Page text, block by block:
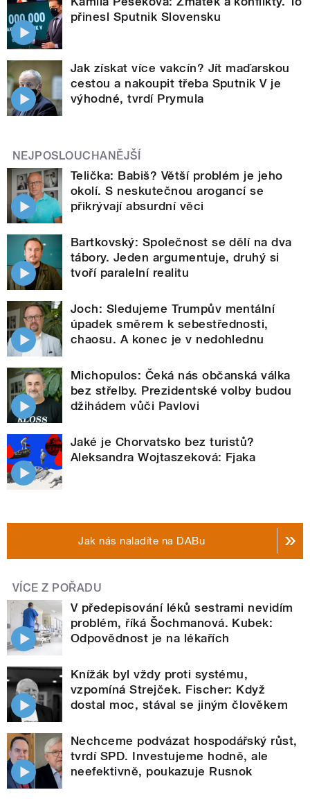
přinesl Sputnik Slovensku
Jak získat více vakcín? Jít maďarskou
cestou a nakoupit třeba Sputnik V je
výhodné, tvrdí Prymula
NEJPOSLOUCHANĚJŠÍ
Telička: Babiš? Větší problém je jeho
okolí. S neskutečnou arogancí se
přikrývají absurdní věci
Bartkovský: Společnost se dělí na dva
tábory. Jeden argumentuje, druhý si
tvoří paralelní realitu
Joch: Sledujeme Trumpův mentální
úpadek směrem k sebestřednosti,
chaosu. A konec je v nedohlednu
Michopulos: Čeká nás občanská válka
bez střelby. Prezidentské volby budou
džihádem vůči Pavlovi
Jaké je Chorvatsko bez turistů?
Aleksandra Wojtaszeková: Fjaka
Jak nás naladíte na DABu
VÍCE Z POŘADU
V předepisování léků sestrami nevidím
problém, říká Šochmanová. Kubek:
Odpovědnost je na lékařích
Knížák byl vždy proti systému,
vzpomíná Strejček. Fischer: Když
dostal moc, stával se jiným člověkem
Nechceme podvázat hospodářský růst,
tvrdí SPD. Investujeme hodně, ale
neefektivně, poukazuje Rusnok